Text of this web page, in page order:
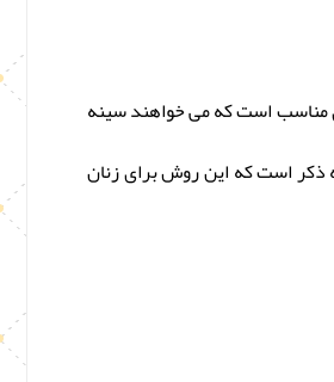
مناسب است که می خواهند سینه
بود.لازم به ذکر است که این روش برای زنان